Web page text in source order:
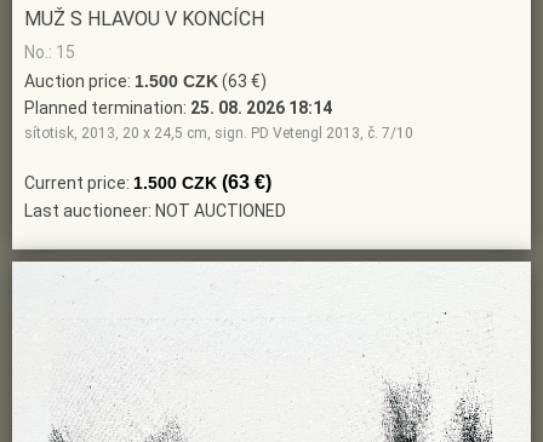
MUŽ S HLAVOU V KONCÍCH
No.: 15
Auction price: 1.500 CZK(63 €)
Planned termination: 25. 08. 2026 18:14
sítotisk, 2013, 20 x 24,5 cm, sign. PD Vetengl 2013, č. 7/10
Current price: 1.500 CZK (63 €)
Last auctioneer: NOT AUCTIONED